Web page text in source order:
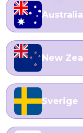
Australia
New
Sverige